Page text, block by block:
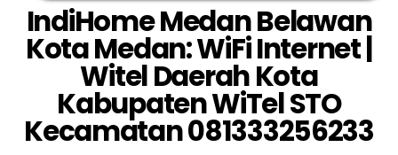
IndiHome Medan Belawan
Kota Medan: WiFi Internet |
Witel Daerah Kota
Kabupaten WiTel STO
Kecamatan 081333256233